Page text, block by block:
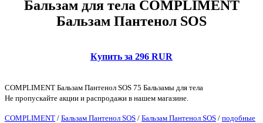
Бальзам для тела COMPLIMENT
Бальзам Пантенол SOS
Купить за 296 RUR
COMPLIMENT Бальзам Пантенол SOS 75 Бальзамы для тела
Не пропускайте акции и распродажи в нашем магазине.
COMPLIMENT / Бальзам Пантенол SOS / Бальзам Пантенол SOS / подобные